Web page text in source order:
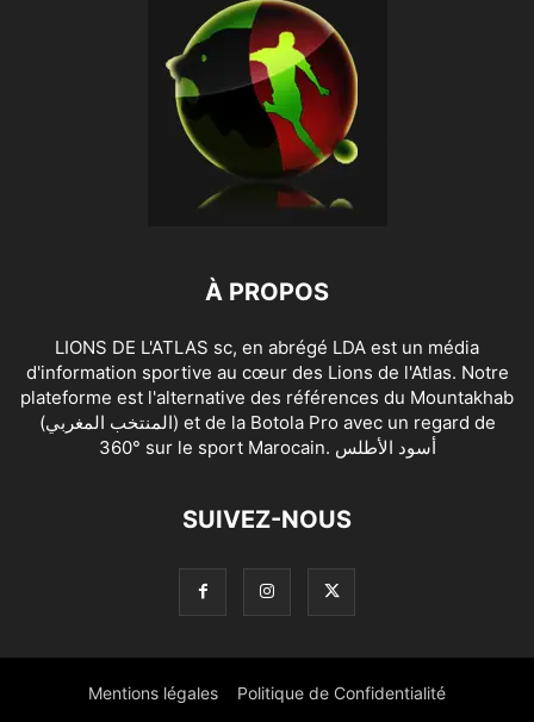
À PROPOS
LIONS DE L'ATLAS sc, en abrégé LDA est un média
d'information sportive au cœur des Lions de l'Atlas. Notre
plateforme est l'alternative des références du Mountakhab
(المنتخب المغربي) et de la Botola Pro avec un regard de
360° sur le sport Marocain. أسود الأطلس
SUIVEZ-NOUS
Mentions légales Politique de Confidentialité